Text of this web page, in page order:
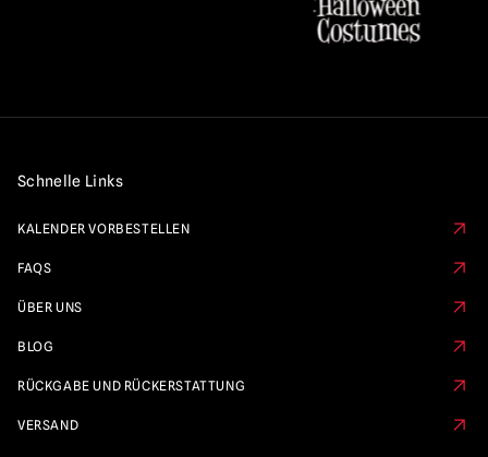
Schnelle Links
KALENDER VORBESTELLEN
FAQS
ÜBER UNS
BLOG
RÜCKGABE UND RÜCKERSTATTUNG
VERSAND